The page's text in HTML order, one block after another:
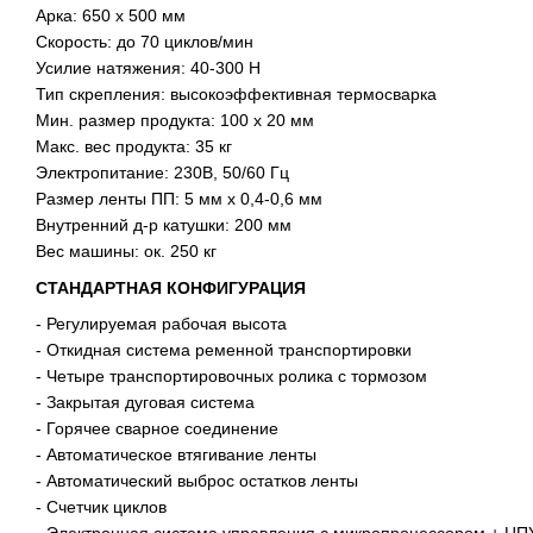
Арка: 650 х 500 мм
Скорость: до 70 циклов/мин
Усилие натяжения: 40-300 H
Тип скрепления: высокоэффективная термосварка
Мин. размер продукта: 100 х 20 мм
Макс. вес продукта: 35 кг
Электропитание: 230В, 50/60 Гц
Размер ленты ПП: 5 мм х 0,4-0,6 мм
Внутренний д-р катушки: 200 мм
Вес машины: ок. 250 кг
СТАНДАРТНАЯ КОНФИГУРАЦИЯ
- Регулируемая рабочая высота
- Откидная система ременной транспортировки
- Четыре транспортировочных ролика с тормозом
- Закрытая дуговая система
- Горячее сварное соединение
- Автоматическое втягивание ленты
- Автоматический выброс остатков ленты
- Счетчик циклов